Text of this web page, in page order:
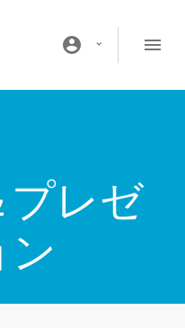
account_circle
プレゼ
ン